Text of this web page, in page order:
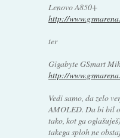
Lenovo A850+
http://
ter
Gigabyte GSmart
http://
Vedi samo, da zelo
AMOLED. Da bi bil
tako, kot ga
takega sploh ne